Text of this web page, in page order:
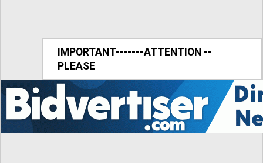
IMPORTANT-------ATTENTION --
PLEASE